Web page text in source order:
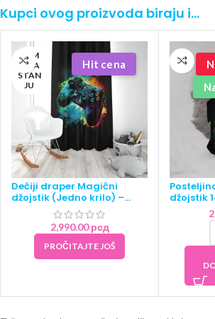
Kupci ovog proizvoda biraju i…
Hit cena
NEM
A NA
STAN
JU
Dečiji draper Magični
džojstik (Jedno krilo) –
140x250cm, D-017
2,990.00рсд
PROČITAJTE JOŠ
džojstik